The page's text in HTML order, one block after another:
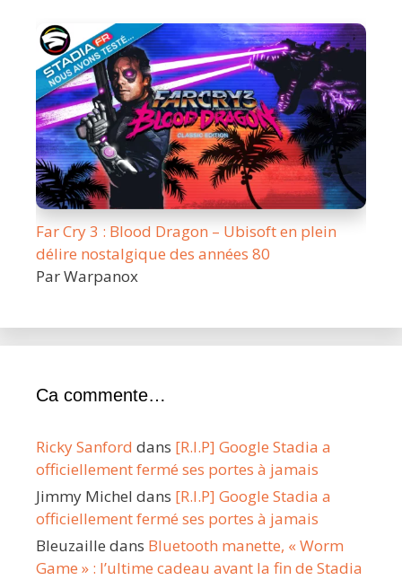
Far Cry 3 : Blood Dragon – Ubisoft en plein
délire nostalgique des années 80
Par Warpanox
Ca commente…
Ricky Sanford dans [R.I.P] Google Stadia a
officiellement fermé ses portes à jamais
Jimmy Michel dans [R.I.P] Google Stadia a
officiellement fermé ses portes à jamais
Bleuzaille dans Bluetooth manette, « Worm
Game » : l’ultime cadeau avant la fin de Stadia